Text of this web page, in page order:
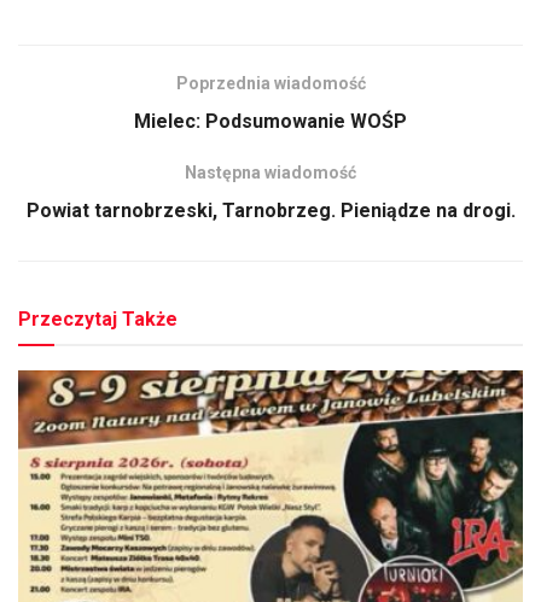
Poprzednia wiadomość
Mielec: Podsumowanie WOŚP
Następna wiadomość
Powiat tarnobrzeski, Tarnobrzeg. Pieniądze na drogi.
Przeczytaj Także